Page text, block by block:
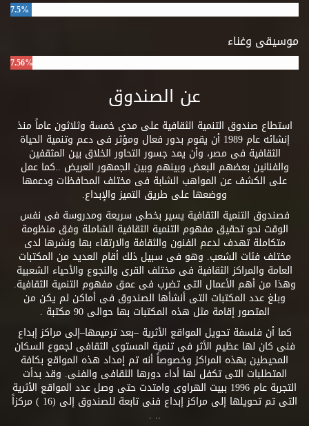
7.5%
موسيقى وغناء
7.56%
عن الصندوق
استطاع صندوق التنمية الثقافية على مدى خمسة وثلاثون عاماً منذ
إنشائه عام 1989 أن يقوم بدور فعال ومؤثر فى دعم وتنمية الحياة
الثقافية فى مصر، وأن يمد جسور التحاور الخلاق بين المثقفين
والفنانين بعضهم البعض وبينهم وبين الجمهور العريض ..كما عمل
على الكشف عن المواهب الشابة فى مختلف المحافظات ودعمها
ووضعها على طريق التميز والإبداع.
فصندوق التنمية الثقافية يسير بخطى سريعة ومدروسة فى نفس
الوقت نحو تحقيق مفهوم التنمية الثقافية الشاملة وفق منظومة
متكاملة تهدف لدعم الفنون والثقافة والارتقاء بها ونشرها لدى
مختلف فئات الشعب. وهو فى سبيل ذلك أقام العديد من المكتبات
العامة والمراكز الثقافية فى مختلف القرى والنجوع والأحياء الشعبية
وهذا من أهم الأعمال التى تضرب فى عمق مفهوم التنمية الثقافية.
وبلغ عدد المكتبات التى أنشأها الصندوق فى أماكن لم يكن من
المتصور إقامة مثل هذه المكتبات بها حوالى 90 مكتبة .
كما أن فلسفة تحويل المواقع الأثرية –بعد ترميمها–إلى مراكز إبداع
فنى كان لها عظيم الأثر فى تنمية المستوى الثقافى لجموع السكان
المحيطين بهذه المراكز وخصوصاً أنه تم إمداد هذه المواقع بكافة
المتطلبات التى تكفل لها أداء دورها الثقافى والفنى. وقد بدأت
التجربة عام 1996 ببيت الهراوى وامتدت حتى وصل عدد المواقع الأثرية
التى تم تحويلها إلى مراكز إبداع فنى تابعة للصندوق إلى (16 ) مركزاً
.. .